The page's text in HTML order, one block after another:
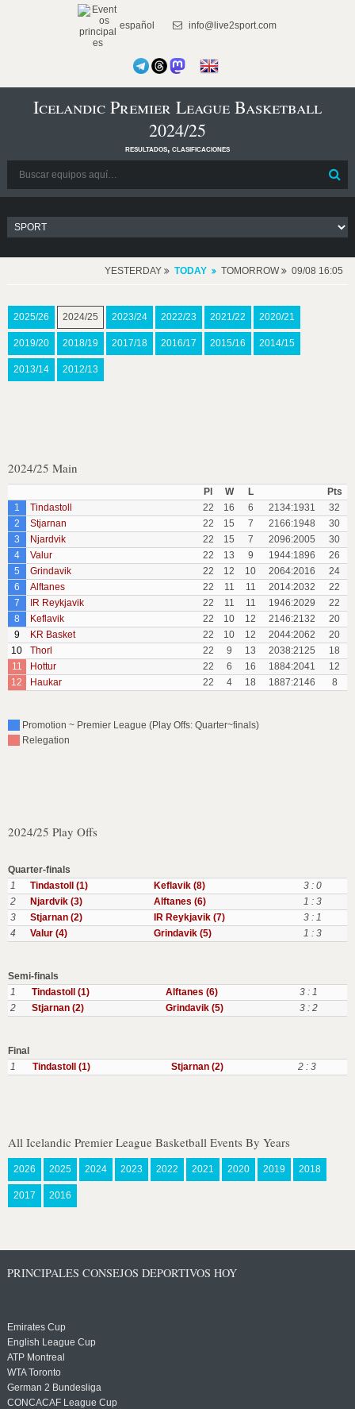
español info@live2sport.com
Icelandic Premier League Basketball
2024/25
resultados, clasificaciones
YESTERDAY TODAY TOMORROW 09/08 16:05
2025/26 2024/25 2023/24 2022/23 2021/22 2020/21
2019/20 2018/19 2017/18 2016/17 2015/16 2014/15
2013/14 2012/13
2024/25 Main
Pl W L
Pts
1
Tindastoll 22 16 6 2134:1931
32
2
Stjarnan 22 15 7 2166:1948
30
3
Njardvik 22 15 7 2096:2005
30
4
Valur 22 13 9 1944:1896
26
5
Grindavik 22 12 10 2064:2016
24
6
Alftanes 22 11 11 2014:2032
22
7
IR Reykjavik 22 11 11 1946:2029
22
8
Keflavik 22 10 12 2146:2132
20
9
KR Basket 22 10 12 2044:2062
20
10
Thorl 22 9 13 2038:2125
18
11
Hottur 22 6 16 1884:2041
12
12
Haukar 22 4 18 1887:2146 8
Promotion ~ Premier League (Play Offs: Quarter~finals)
Relegation
2024/25 Play Offs
Quarter-finals
1
Tindastoll (1) Keflavik (8)
3 : 0
2
Njardvik (3) Alftanes (6)
1 : 3
3
Stjarnan (2) IR Reykjavik (7)
3 : 1
4
Valur (4) Grindavik (5) 1 : 3
Semi-finals
1
Tindastoll (1) Alftanes (6)
3 : 1
2
Stjarnan (2) Grindavik (5) 3 : 2
Final
1
Tindastoll (1) Stjarnan (2) 2 : 3
All Icelandic Premier League Basketball Events By Years
2026 2025 2024 2023 2022 2021 2020 2019 2018
2017 2016
PRINCIPALES CONSEJOS DEPORTIVOS HOY
Emirates Cup
English League Cup
ATP Montreal
WTA Toronto
German 2 Bundesliga
CONCACAF League Cup